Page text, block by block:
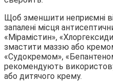
Щоб зменшити неприємні
запалені місця
«Мірамістин»,
змастити маззю або
«Судокремом»,
рекомендують
або дитячого крему.